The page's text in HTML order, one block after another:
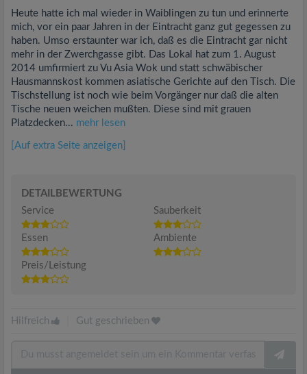
Heute hatte ich mal wieder in Waiblingen zu tun und erinnerte
mich, vor ein paar Jahren in der Eintracht ganz gut gegessen zu
haben. Umso erstaunter war ich, daß es die Eintracht gar nicht
mehr in der Zwerchgasse gibt. Das Lokal hat zum 1. August
2014 umfirmiert zu Vu Asia Wok und statt schwäbischer
Hausmannskost kommen asiatische Gerichte auf den Tisch. Die
Tischstellung ist noch wie beim Vorgänger nur daß die alten
Tische neuen weichen mußten. Diese sind mit grauen
Platzdecken... mehr lesen
[Auf extra Seite anzeigen]
DETAILBEWERTUNG
Service
Sauberkeit
Essen Ambiente
Preis/Leistung
Hilfreich Gut geschrieben